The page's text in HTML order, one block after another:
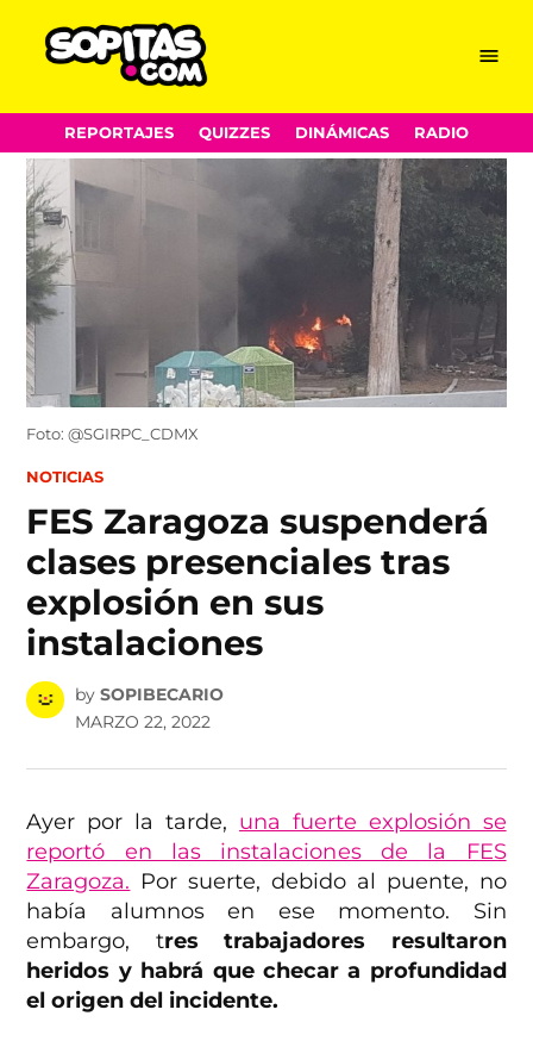
Skip
to
content
Menu
REPORTAJES QUIZZES DINÁMICAS RADIO
Foto: @SGIRPC_CDMX
POSTED
NOTICIAS
FES Zaragoza suspenderá
clases presenciales tras
explosión en sus
instalaciones
by SOPIBECARIO
MARZO 22, 2022
Ayer por la tarde, una fuerte explosión se
reportó en las instalaciones de la FES
Zaragoza. Por suerte, debido al puente, no
había alumnos en ese momento. Sin
embargo, tres trabajadores resultaron
heridos y habrá que checar a profundidad
el origen del incidente.